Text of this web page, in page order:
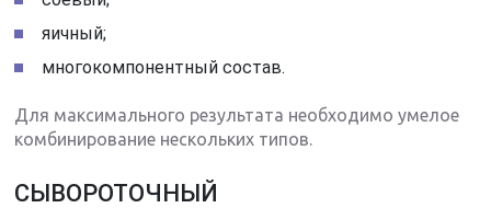
яичный;
многокомпонентный состав.
Для максимального результата необходимо умелое
комбинирование нескольких типов.
СЫВОРОТОЧНЫЙ